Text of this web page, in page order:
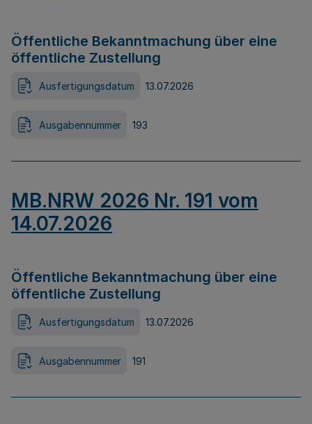
Öffentliche Bekanntmachung über eine
öffentliche Zustellung
Ausfertigungsdatum 13.07.2026
Ausgabennummer 193
MB.NRW 2026 Nr. 191 vom
14.07.2026
Öffentliche Bekanntmachung über eine
öffentliche Zustellung
Ausfertigungsdatum 13.07.2026
Ausgabennummer 191